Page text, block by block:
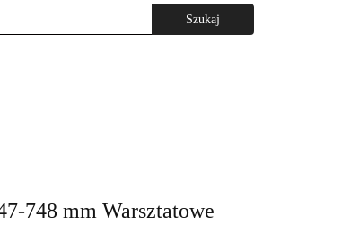
Dodaj zgłoszenie
748 mm Warsztatowe